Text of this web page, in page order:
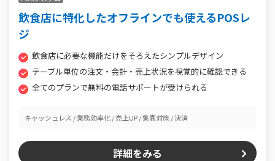
飲食店に特化したオフラインでも使えるPOSレ
ジ
飲食店に必要な機能だけをそろえたシンプルデザイン
テーブル単位の注文・会計・売上状況を視覚的に確認できる
全てのプランで無料の電話サポートが受けられる
キャッシュレス 業務効率化 売上UP 集客対策 決済
詳細をみる